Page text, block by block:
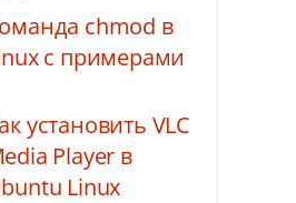
chmod в
с примерами
установить VLC
Player в
Linux